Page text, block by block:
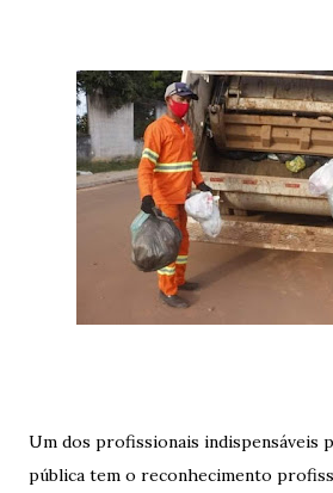
Um dos profissionais indispensáveis
pública tem o reconhecimento